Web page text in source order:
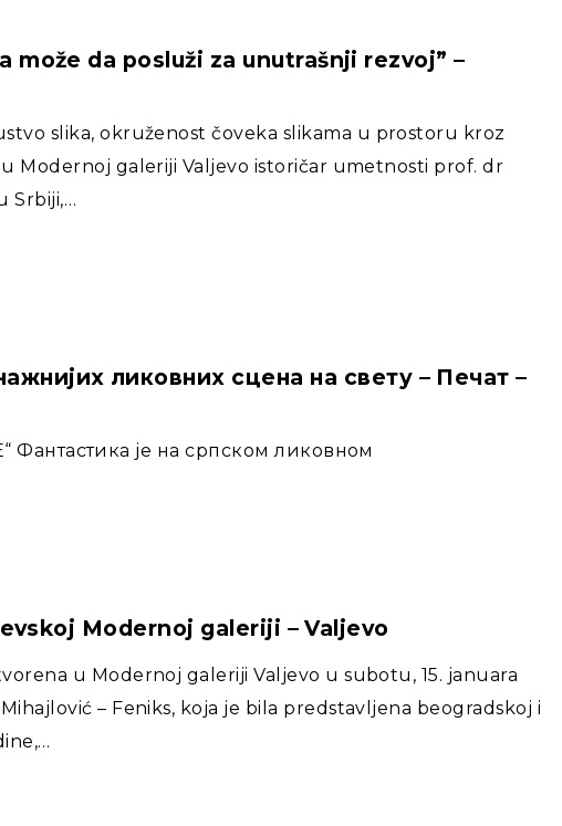
da posluži za unutrašnji rezvoj” –
slika, okruženost čoveka slikama u prostoru kroz
Modernoj galeriji Valjevo istoričar umetnosti prof. dr
Srbiji,…
ликовних сцена на свету – Печат –
је на српском ликовном
Modernoj galeriji – Valjevo
u Modernoj galeriji Valjevo u subotu, 15. januara
– Feniks, koja je bila predstavljena beogradskoj i